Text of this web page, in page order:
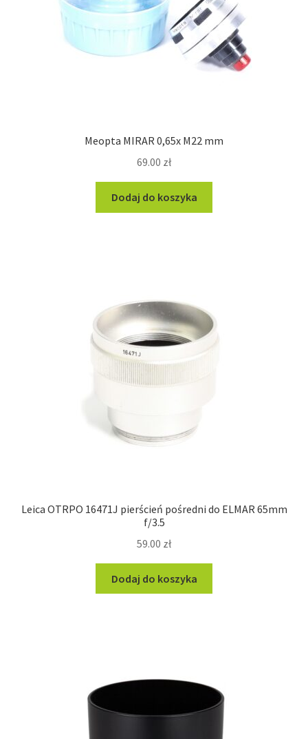
Meopta MIRAR 0,65x M22 mm
69.00 zł
Dodaj do koszyka
Leica OTRPO 16471J pierścień pośredni do ELMAR 65mm
f/3.5
59.00 zł
Dodaj do koszyka